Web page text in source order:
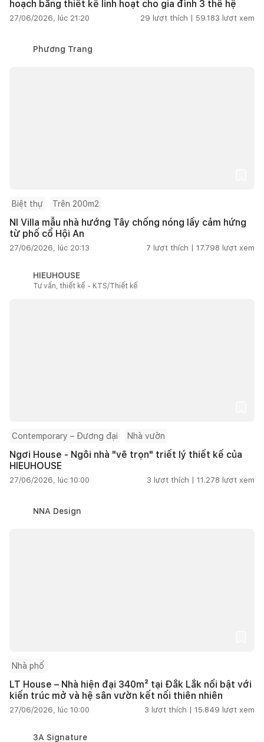
hoạch bằng thiết kế linh hoạt cho gia đình 3 thế hệ
27/06/2026, lúc 21:20 29 lượt thích | 59.183 lượt xem
Phương Trang
Biệt thự Trên 200m2
NI Villa mẫu nhà hướng Tây chống nóng lấy cảm hứng
từ phố cổ Hội An
27/06/2026, lúc 20:13 7 lượt thích | 17.798 lượt xem
HIEUHOUSE
Tư vấn, thiết kế - KTS/Thiết kế
Contemporary – Đương đại Nhà vườn
Ngơi House - Ngôi nhà "vẽ trọn" triết lý thiết kế của
HIEUHOUSE
27/06/2026, lúc 10:00 3 lượt thích | 11.278 lượt xem
NNA Design
Nhà phố
LT House – Nhà hiện đại 340m² tại Đắk Lắk nổi bật với
kiến trúc mở và hệ sân vườn kết nối thiên nhiên
27/06/2026, lúc 10:00 3 lượt thích | 15.849 lượt xem
3A Signature